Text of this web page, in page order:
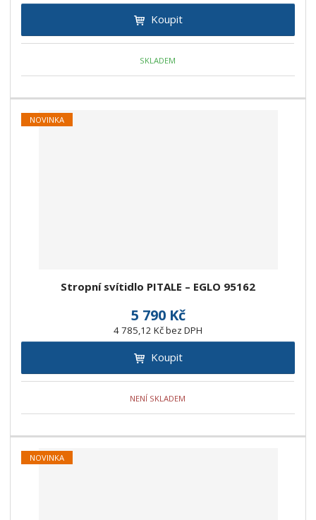
Koupit
SKLADEM
NOVINKA
Stropní svítidlo PITALE – EGLO 95162
5 790 Kč
4 785,12 Kč bez DPH
Koupit
NENÍ SKLADEM
NOVINKA